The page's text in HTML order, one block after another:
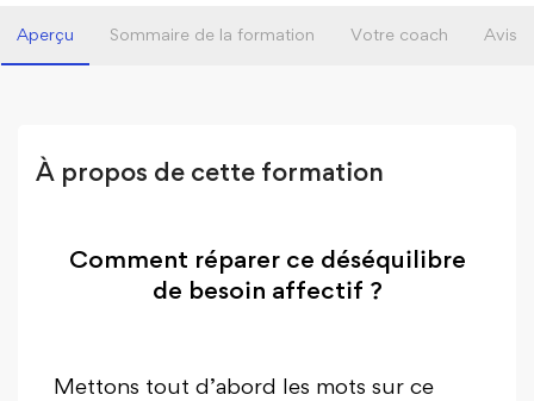
Aperçu Sommaire de la formation Votre coach Avis
À propos de cette formation
Comment réparer ce déséquilibre
de besoin affectif ?
Mettons tout d’abord les mots sur ce